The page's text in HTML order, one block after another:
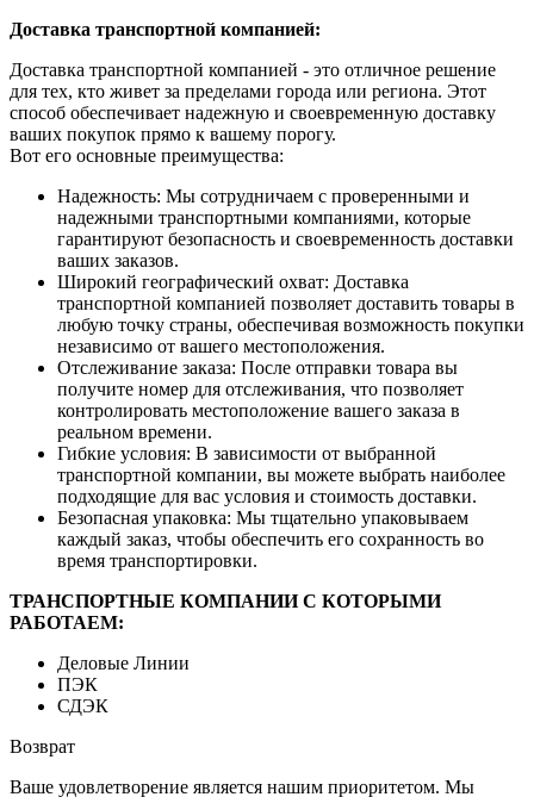
Доставка транспортной компанией:
Доставка транспортной компанией - это отличное решение
для тех, кто живет за пределами города или региона. Этот
способ обеспечивает надежную и своевременную доставку
ваших покупок прямо к вашему порогу.
Вот его основные преимущества:
Надежность: Мы сотрудничаем с проверенными и
надежными транспортными компаниями, которые
гарантируют безопасность и своевременность доставки
ваших заказов.
Широкий географический охват: Доставка
транспортной компанией позволяет доставить товары в
любую точку страны, обеспечивая возможность покупки
независимо от вашего местоположения.
Отслеживание заказа: После отправки товара вы
получите номер для отслеживания, что позволяет
контролировать местоположение вашего заказа в
реальном времени.
Гибкие условия: В зависимости от выбранной
транспортной компании, вы можете выбрать наиболее
подходящие для вас условия и стоимость доставки.
Безопасная упаковка: Мы тщательно упаковываем
каждый заказ, чтобы обеспечить его сохранность во
время транспортировки.
ТРАНСПОРТНЫЕ КОМПАНИИ С КОТОРЫМИ
РАБОТАЕМ:
Деловые Линии
ПЭК
СДЭК
Возврат
Ваше удовлетворение является нашим приоритетом. Мы